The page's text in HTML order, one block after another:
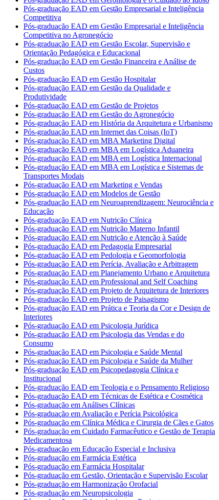
Pós-graduação EAD em Gestão Empresarial e Inteligência
Competitiva
Pós-graduação EAD em Gestão Empresarial e Inteligência
Competitiva no Agronegócio
Pós-graduação EAD em Gestão Escolar, Supervisão e
Orientação Pedagógica e Educacional
Pós-graduação EAD em Gestão Financeira e Análise de
Custos
Pós-graduação EAD em Gestão Hospitalar
Pós-graduação EAD em Gestão da Qualidade e
Produtividade
Pós-graduação EAD em Gestão de Projetos
Pós-graduação EAD em Gestão do Agronegócio
Pós-graduação EAD em História da Arquitetura e Urbanismo
Pós-graduação EAD em Internet das Coisas (IoT)
Pós-graduação EAD em MBA Marketing Digital
Pós-graduação EAD em MBA em Logística Aduaneira
Pós-graduação EAD em MBA em Logística Internacional
Pós-graduação EAD em MBA em Logística e Sistemas de
Transportes Modais
Pós-graduação EAD em Marketing e Vendas
Pós-graduação EAD em Modelos de Gestão
Pós-graduação EAD em Neuroaprendizagem: Neurociência e
Educação
Pós-graduação EAD em Nutrição Clínica
Pós-graduação EAD em Nutrição Materno Infantil
Pós-graduação EAD em Nutrição e Atenção à Saúde
Pós-graduação EAD em Pedagogia Empresarial
Pós-graduação EAD em Pedologia e Geomorfologia
Pós-graduação EAD em Perícia, Avaliação e Arbitragem
Pós-graduação EAD em Planejamento Urbano e Arquitetura
Pós-graduação EAD em Professional and Self Coaching
Pós-graduação EAD em Projeto de Arquitetura de Interiores
Pós-graduação EAD em Projeto de Paisagismo
Pós-graduação EAD em Prática e Teoria da Cor e Design de
Interiores
Pós-graduação EAD em Psicologia Jurídica
Pós-graduação EAD em Psicologia das Vendas e do
Consumo
Pós-graduação EAD em Psicologia e Saúde Mental
Pós-graduação EAD em Psicologia e Saúde da Mulher
Pós-graduação EAD em Psicopedagogia Clínica e
Institucional
Pós-graduação EAD em Teologia e o Pensamento Religioso
Pós-graduação EAD em Técnicas de Estética e Cosmética
Pós-graduação em Análises Clínicas
Pós-graduação em Avaliação e Perícia Psicológica
Pós-graduação em Clínica Médica e Cirurgia de Cães e Gatos
Pós-graduação em Cuidado Farmacêutico e Gestão de Terapia
Medicamentosa
Pós-graduação em Educação Especial e Inclusiva
Pós-graduação em Farmácia Estética
Pós-graduação em Farmácia Hospitalar
Pós-graduação em Gestão, Orientação e Supervisão Escolar
Pós-graduação em Harmonização Orofacial
Pós-graduação em Neuropsicologia